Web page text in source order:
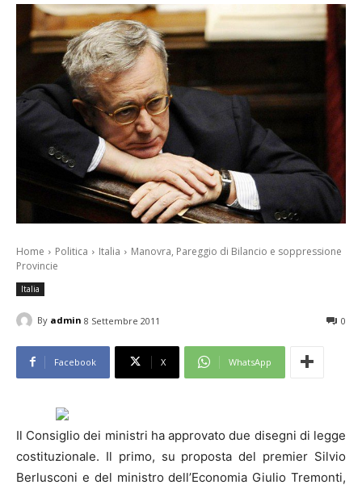
Home Politica Italia
Manovra, Pareggio di Bilancio e soppressione
Provincie
Italia
By admin 8 Settembre 2011 0
Facebook X WhatsApp
Il Consiglio dei ministri ha approvato due disegni di legge
costituzionale. Il primo, su proposta del premier Silvio
Berlusconi e del ministro dell’Economia Giulio Tremonti,